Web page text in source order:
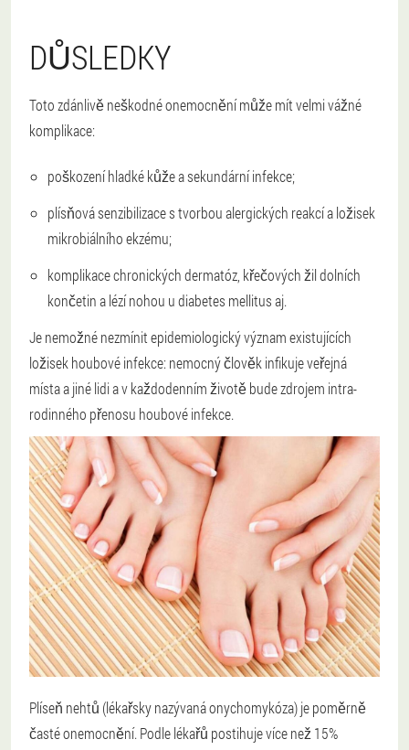
DŮSLEDKY
Toto zdánlivě neškodné onemocnění může mít velmi vážné
komplikace:
poškození hladké kůže a sekundární infekce;
plísňová senzibilizace s tvorbou alergických reakcí a ložisek
mikrobiálního ekzému;
komplikace chronických dermatóz, křečových žil dolních
končetin a lézí nohou u diabetes mellitus aj.
Je nemožné nezmínit epidemiologický význam existujících
ložisek houbové infekce: nemocný člověk infikuje veřejná
místa a jiné lidi a v každodenním životě bude zdrojem intra-
rodinného přenosu houbové infekce.
Plíseň nehtů (lékařsky nazývaná onychomykóza) je poměrně
časté onemocnění. Podle lékařů postihuje více než 15%